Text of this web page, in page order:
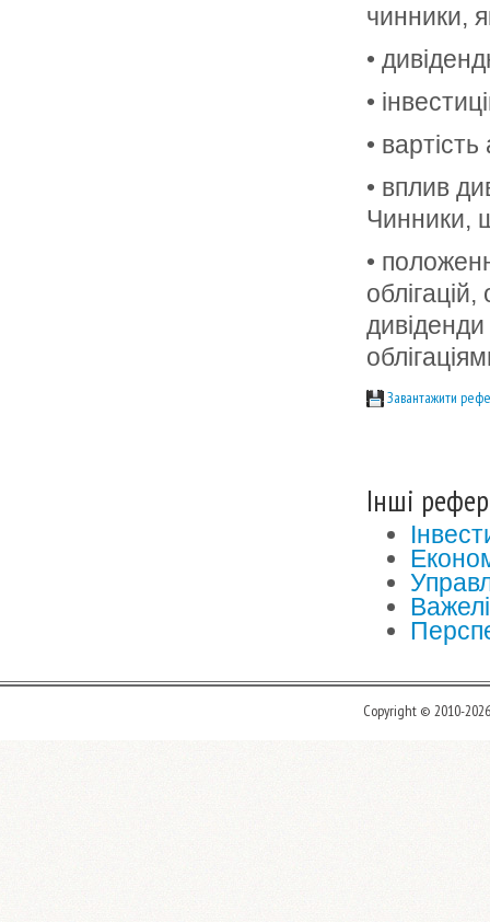
чинники,
•
•
•
• вплив
Чинники,
•
Завантажити
Інші
Copyright © 2010-